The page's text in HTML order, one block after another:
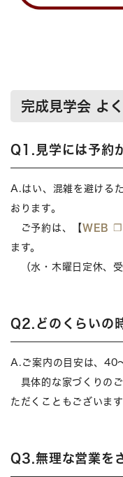
完成見学会 よ
Q1.見学には予約
A.はい、混雑を避ける
おります。
ご予約は、【WEB
ます。
（水・木曜日定休、
Q2.どのくらいの
A.ご案内の目安は、40
具体的な家づくりの
ただくこともございます
Q3.無理な営業を